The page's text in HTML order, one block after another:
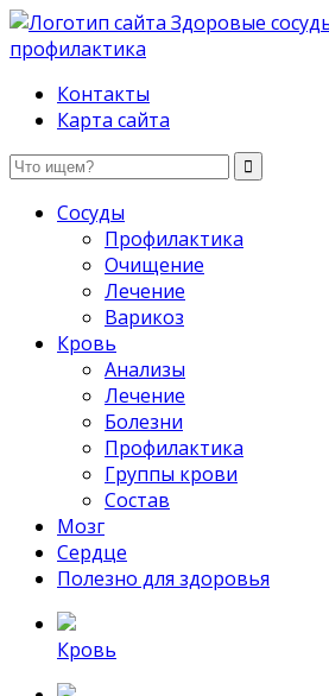
Здоровые сосуды, лечение и профилактика
Контакты
Карта сайта
Сосуды
Профилактика
Очищение
Лечение
Варикоз
Кровь
Анализы
Лечение
Болезни
Профилактика
Группы крови
Состав
Мозг
Сердце
Полезно для здоровья
Кровь